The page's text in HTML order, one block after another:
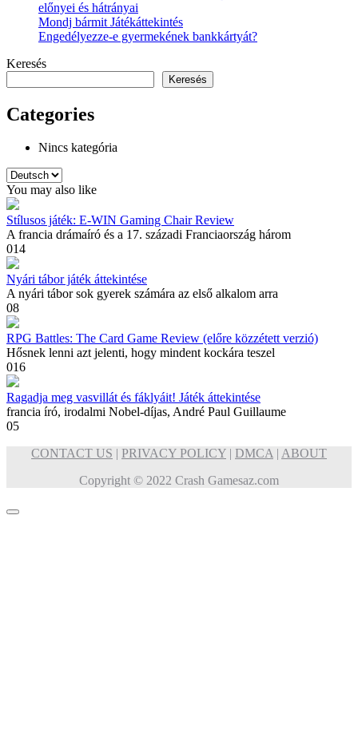
előnyei és hátrányai
Mondj bármit Játékáttekintés
Engedélyezze-e gyermekének bankkártyát?
Keresés
Keresés
Categories
Nincs kategória
Nyelv
kiválasztása
You may also like
Stílusos játék: E-WIN Gaming Chair Review
A francia drámaíró és a 17. századi Franciaország három
014
Nyári tábor játék áttekintése
A nyári tábor sok gyerek számára az első alkalom arra
08
RPG Battles: The Card Game Review (előre közzétett verzió)
Hősnek lenni azt jelenti, hogy mindent kockára teszel
016
Ragadja meg vasvillát és fáklyáit! Játék áttekintése
francia író, irodalmi Nobel-díjas, André Paul Guillaume
05
CONTACT US | PRIVACY POLICY | DMCA | ABOUT
Copyright © 2022 Crash Gamesaz.com